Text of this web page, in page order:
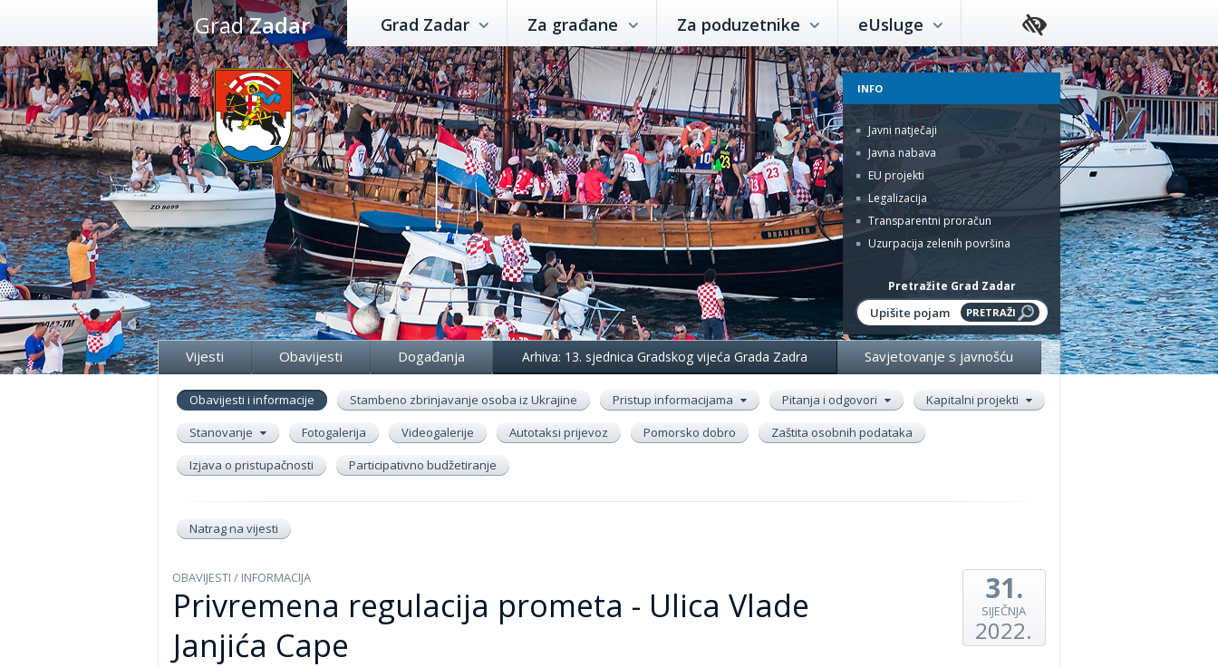
Preskoči
na
sadržaj
GradZadar Grad Zadar Za građane Za poduzetnike eUsluge
INFO
Javni natječaji
Javna nabava
EU projekti
Legalizacija
Transparentni proračun
Uzurpacija zelenih površina
Pretražite Grad Zadar
Vijesti Obavijesti Događanja Arhiva: 13. sjednica Gradskog vijeća Grada Zadra Savjetovanje s javnošću
Obavijesti i informacije Stambeno zbrinjavanje osoba iz Ukrajine Pristup informacijama Pitanja i odgovori
Kapitalni projekti
Stanovanje
Fotogalerija Videogalerije Autotaksi prijevoz Pomorsko dobro
Zaštita osobnih podataka
Izjava o pristupačnosti
Participativno budžetiranje
Natrag na vijesti
OBAVIJESTI / INFORMACIJA
Privremena regulacija prometa - Ulica Vlade
Janjića Cape
31.
SIJEČNJA
2022.